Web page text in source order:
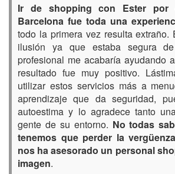
Ir de shopping con Ester por
Barcelona fue toda una
todo la primera vez resulta
ilusión ya que estaba segura
profesional me acabaría ayudando
resultado fue muy positivo.
utilizar estos servicios más a
aprendizaje que da seguridad,
autoestima y lo agradece tanto
gente de su entorno. No todas
tenemos que perder la
nos ha asesorado un personal
imagen.